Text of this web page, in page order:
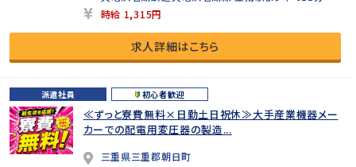
時給 1,315円
求人詳細はこちら
派遣社員 初心者歓迎
≪ずっと寮費無料×日勤土日祝休≫大手産業機器メー
カーでの配電用変圧器の製造...
三重県三重郡朝日町